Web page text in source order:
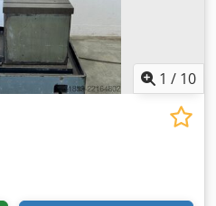
1 / 10